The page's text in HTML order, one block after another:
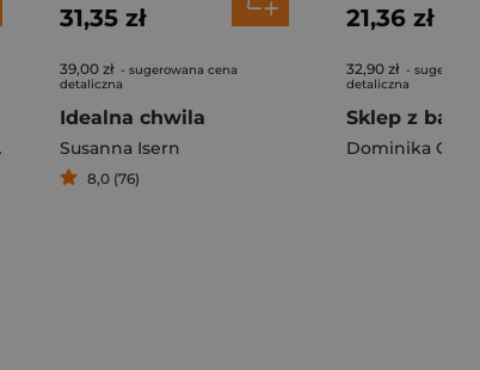
Aleksandra Mizielińska
31,35 zł
39,00 zł - sugerowana cena
detaliczna
Idealna chwila
Susanna Isern
8,0 (76)
21,36 zł
32,90 zł -
detaliczna
Sklep z
Dominika